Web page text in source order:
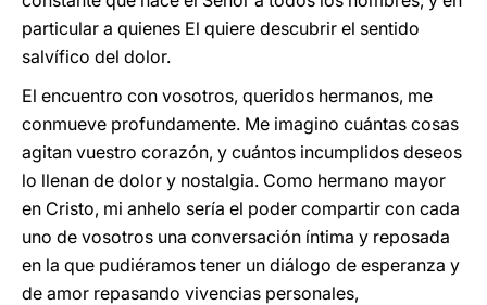
particular a quienes El quiere descubrir el sentido
salvífico del dolor.
El encuentro con vosotros, queridos hermanos, me
conmueve profundamente. Me imagino cuántas cosas
agitan vuestro corazón, y cuántos incumplidos deseos
lo llenan de dolor y nostalgia. Como hermano mayor
en Cristo, mi anhelo sería el poder compartir con cada
uno de vosotros una conversación íntima y reposada
en la que pudiéramos tener un diálogo de esperanza y
de amor repasando vivencias personales,